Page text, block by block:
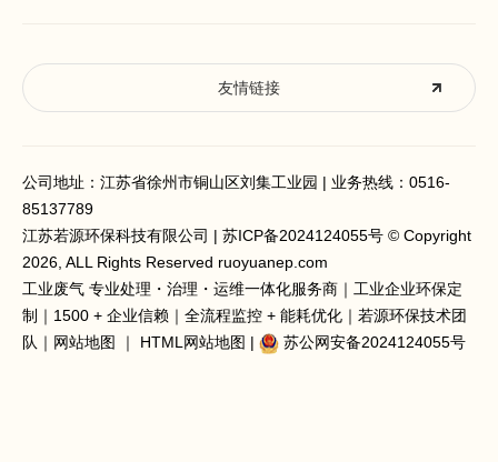
公司地址：江苏省徐州市铜山区刘集工业园 | 业务热线： 0516-
85137789
江苏若源环保科技有限公司 | 苏ICP备2024124055号 © Copyright
2026, ALL Rights Reserved ruoyuanep.com
工业废气 专业处理 ・治理・运维一体化服务商｜工业企业环保定
制｜1500 + 企业信赖｜全流程监控 + 能耗优化｜若源环保技术团
队｜ 网站地图 ｜ HTML网站地图 | 苏公网安备2024124055号
友情链接